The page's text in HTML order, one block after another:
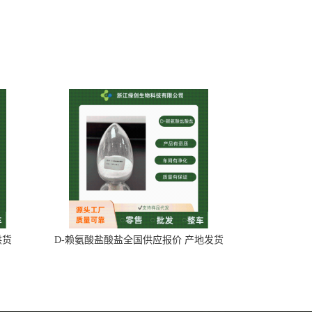
货 D-赖氨酸盐酸盐全国供应报价 产地发货